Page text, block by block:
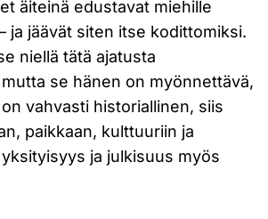
äiteinä edustavat miehille
ja jäävät siten itse kodittomiksi.
niellä tätä ajatusta
se hänen on myönnettävä,
vahvasti historiallinen, siis
paikkaan, kulttuuriin ja
ja julkisuus myös